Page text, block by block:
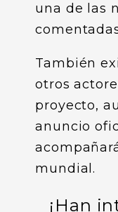
una de las
También
otros
proyecto,
anuncio
mundial.
¡Han